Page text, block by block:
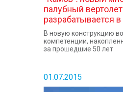
палубный вертолет
разрабатывается
В новую конструкцию
компетенции,
за прошедшие 50 лет
01.07.2015